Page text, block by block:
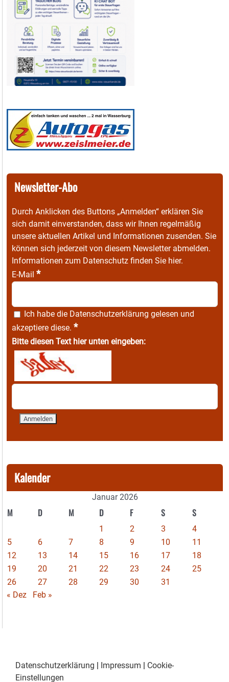
Newsletter-Abo
Durch Anklicken des Buttons „Anmelden“ erklären Sie
sich damit einverstanden, dass wir Ihnen regelmäßig
unsere aktuellen Artikel und Informationen zusenden. Sie
können sich jederzeit von diesem Newsletter abmelden.
Informationen zum Datenschutz finden Sie hier.
E-Mail *
Ich habe die Datenschutzerklärung gelesen und
akzeptiere diese. *
Bitte diesen Text hier unten eingeben:
Kalender
Januar 2026
M D M D F S S
1 2 3
4
5
6 7 8 9 10
11
12
13 14 15 16 17
18
19
20 21 22 23 24
25
26
27 28 29 30
31
« Dez
Feb »
Datenschutzerklärung | Impressum | Cookie-
Einstellungen